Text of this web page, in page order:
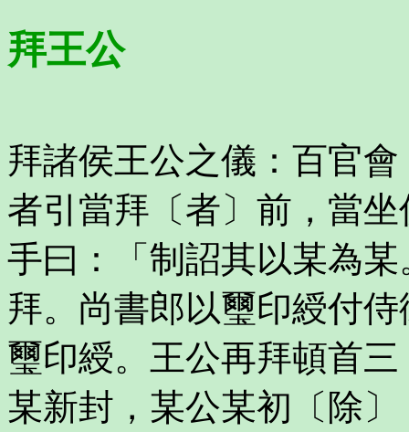
拜王公
拜諸侯王公之儀：百官
者引當拜〔者〕前，當
手曰：「制詔其以某為
拜。尚書郎以璽印綬付
璽印綬。王公再拜頓首
某新封，某公某初〔除